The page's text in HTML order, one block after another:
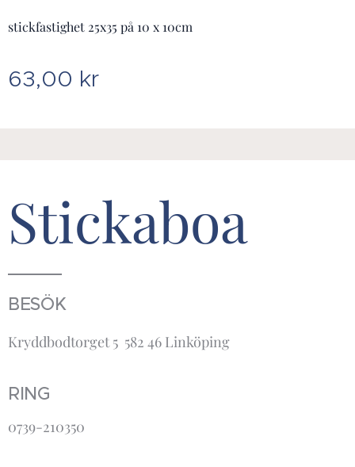
stickfastighet 25x35 på 10 x 10cm
63,00 kr
Stickaboa
BESÖK
Kryddbodtorget 5 582 46 Linköping
RING
0739-210350